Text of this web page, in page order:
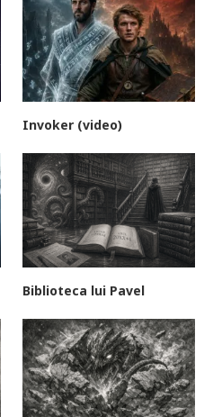
Invoker (video)
Biblioteca lui Pavel